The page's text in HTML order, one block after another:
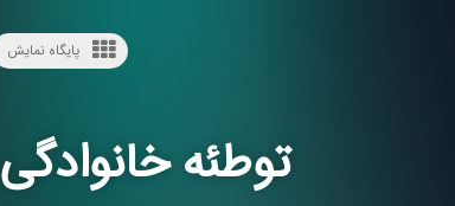
پایگاه نمایش
توطئه خانوادگی